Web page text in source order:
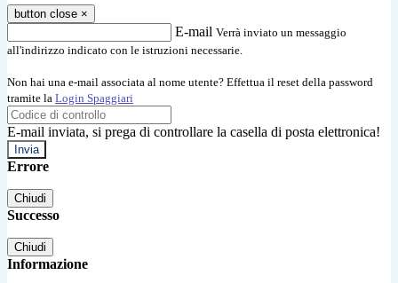
button close ×
E-mail Verrà inviato un messaggio
all'indirizzo indicato con le istruzioni necessarie.
Non hai una e-mail associata al nome utente? Effettua il reset della password
tramite la Login Spaggiari
E-mail inviata, si prega di controllare la casella di posta elettronica!
Errore
Chiudi
Successo
Chiudi
Informazione